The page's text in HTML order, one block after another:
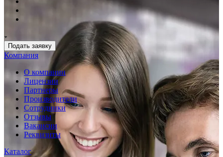
Подать заявку
Компания
О компании
Лицензии
Партнеры
Производители
Сотрудники
Отзывы
Вакансии
Реквизиты
Каталог